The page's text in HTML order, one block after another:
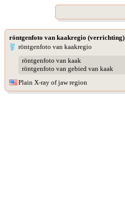
röntgenfoto van kaakregio (verrichting)
röntgenfoto van kaakregio
röntgenfoto van kaak
röntgenfoto van gebied van kaak
Plain X-ray of jaw region